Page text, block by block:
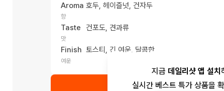
Aroma
향
호두, 헤이즐넛, 건자두
Taste
맛
건포도, 견과류
Finish
여운
토스티, 긴 여운, 달콤한
상품 보러가
지금 데일리샷 앱 설치
실시간 베스트 특가 상품을